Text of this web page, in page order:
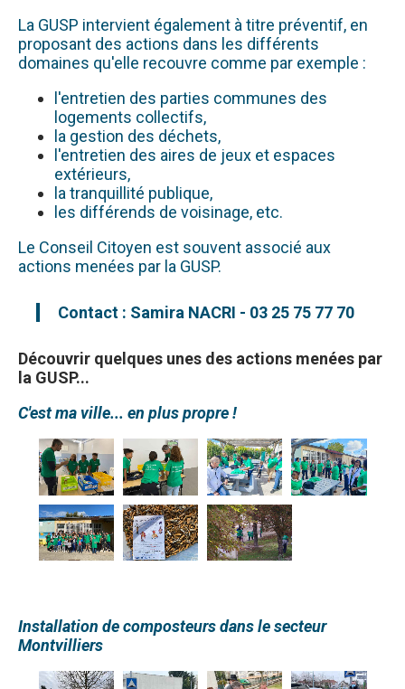
La GUSP intervient également à titre préventif, en
proposant des actions dans les différents
domaines qu'elle recouvre comme par exemple :
l'entretien des parties communes des
logements collectifs,
la gestion des déchets,
l'entretien des aires de jeux et espaces
extérieurs,
la tranquillité publique,
les différends de voisinage, etc.
Le Conseil Citoyen est souvent associé aux
actions menées par la GUSP.
Contact : Samira NACRI - 03 25 75 77 70
Découvrir quelques unes des actions menées par
la GUSP...
C'est ma ville... en plus propre !
Installation de composteurs dans le secteur
Montvilliers